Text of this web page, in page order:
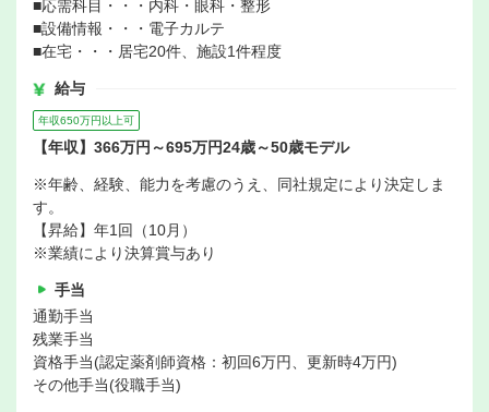
■応需科目・・・内科・眼科・整形
■設備情報・・・電子カルテ
■在宅・・・居宅20件、施設1件程度
給与
年収650万円以上可
【年収】366万円～695万円24歳～50歳モデル
※年齢、経験、能力を考慮のうえ、同社規定により決定しま
す。
【昇給】年1回（10月）
※業績により決算賞与あり
手当
通勤手当
残業手当
資格手当(認定薬剤師資格：初回6万円、更新時4万円)
その他手当(役職手当)